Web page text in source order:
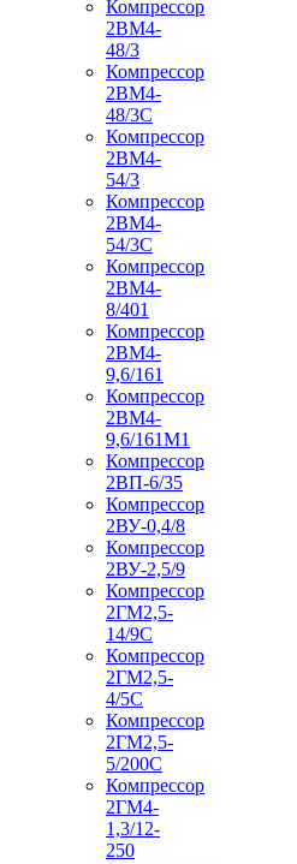
Компрессор
2ВМ4-
48/3
Компрессор
2ВМ4-
48/3С
Компрессор
2ВМ4-
54/3
Компрессор
2ВМ4-
54/3С
Компрессор
2ВМ4-
8/401
Компрессор
2ВМ4-
9,6/161
Компрессор
2ВМ4-
9,6/161М1
Компрессор
2ВП-6/35
Компрессор
2ВУ-0,4/8
Компрессор
2ВУ-2,5/9
Компрессор
2ГМ2,5-
14/9С
Компрессор
2ГМ2,5-
4/5С
Компрессор
2ГМ2,5-
5/200С
Компрессор
2ГМ4-
1,3/12-
250